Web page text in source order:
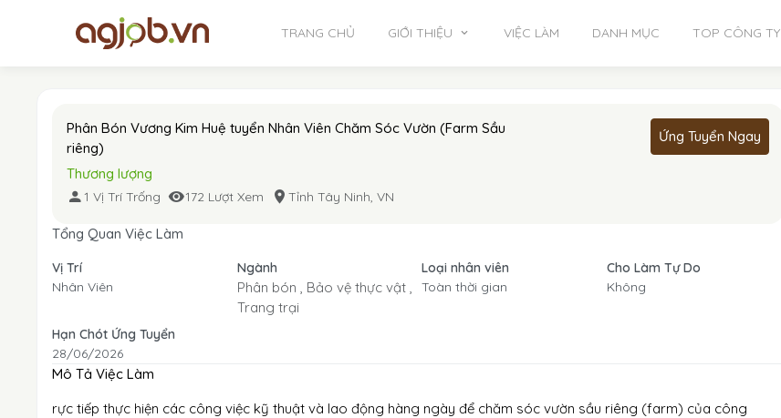
TRANG CHỦ GIỚI THIỆU VIỆC LÀM DANH MỤC TOP CÔNG TY
Phân Bón Vương Kim Huệ tuyển Nhân Viên Chăm Sóc Vườn (Farm Sầu
riêng)
Ứng Tuyển Ngay
Thương lượng
1 Vị Trí Trống 172 Lượt Xem Tỉnh Tây Ninh, VN
Tổng Quan Việc Làm
Vị Trí
Nhân Viên
Ngành
Phân bón , Bảo vệ thực vật ,
Trang trại
Loại nhân viên
Toàn thời gian
Cho Làm Tự Do
Không
Hạn Chót Ứng Tuyển
28/06/2026
Mô Tả Việc Làm
rực tiếp thực hiện các công việc kỹ thuật và lao động hàng ngày để chăm sóc vườn sầu riêng (farm) của công